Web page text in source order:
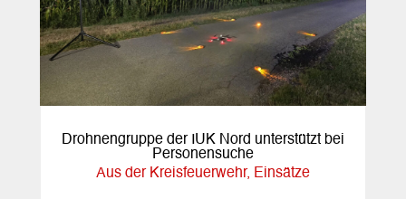
Drohnengruppe der IUK Nord unterstützt bei
Personensuche
Aus der Kreisfeuerwehr, Einsätze